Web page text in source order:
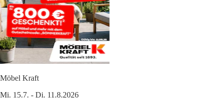
Möbel Kraft
Mi. 15.7. - Di. 11.8.2026